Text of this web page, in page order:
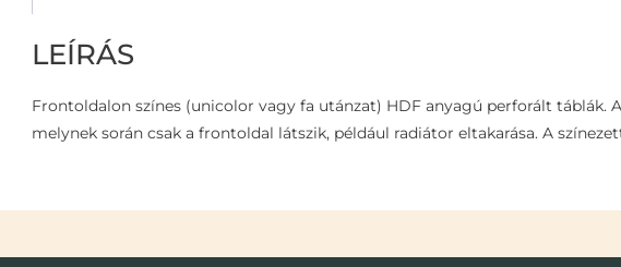
LEÍRÁS
Frontoldalon színes (unicolor vagy fa utánzat) HDF anyagú perforált táblák.
melynek során csak a frontoldal látszik, például radiátor eltakarása. A